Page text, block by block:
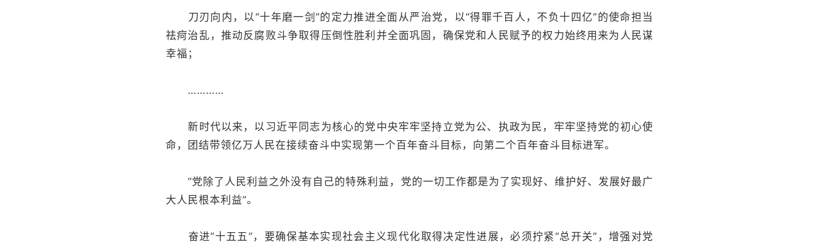
刀刃向内，以“十年磨一剑”的定力推进全面从严治党，以“得罪千百人，不负十四亿”的使命担当
祛疴治乱，推动反腐败斗争取得压倒性胜利并全面巩固，确保党和人民赋予的权力始终用来为人民谋
幸福；
…………
新时代以来，以习近平同志为核心的党中央牢牢坚持立党为公、执政为民，牢牢坚持党的初心使
命，团结带领亿万人民在接续奋斗中实现第一个百年奋斗目标，向第二个百年奋斗目标进军。
“党除了人民利益之外没有自己的特殊利益，党的一切工作都是为了实现好、维护好、发展好最广
大人民根本利益”。
奋进“十五五”，要确保基本实现社会主义现代化取得决定性进展，必须拧紧“总开关”，增强对党